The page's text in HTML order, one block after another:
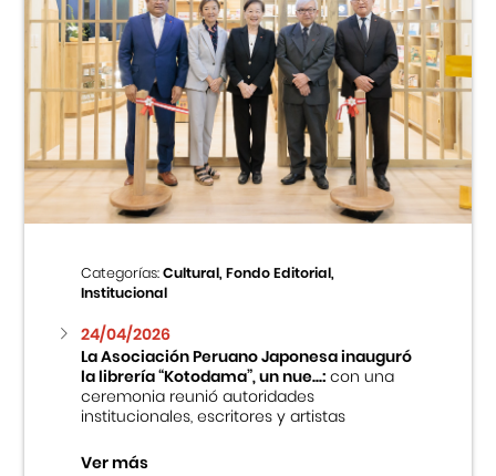
Categorías:Cultural, Fondo Editorial,
Institucional
24/04/2026
La Asociación Peruano Japonesa inauguró
la librería “Kotodama”, un nue...:con una
ceremonia reunió autoridades
institucionales, escritores y artistas
Ver más